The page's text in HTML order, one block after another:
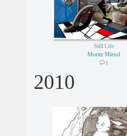
Still Life
Moritz Miessl
1
2010